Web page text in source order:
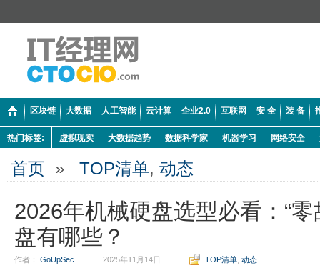
区块链 大数据 人工智能 云计算 企业2.0 互联网 安 全 装 备
热门标签: 虚拟现实 大数据趋势 数据科学家 机器学习 网络安全
首页 » TOP清单, 动态
2026年机械硬盘选型必看：“
盘有哪些？
作者： GoUpSec 2025年11月14日 TOP清单 动态